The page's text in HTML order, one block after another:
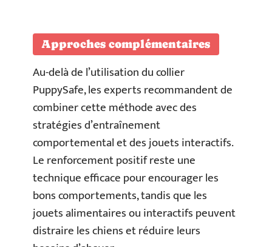
Approches complémentaires
Au-delà de l’utilisation du collier
PuppySafe, les experts recommandent de
combiner cette méthode avec des
stratégies d’entraînement
comportemental et des jouets interactifs.
Le renforcement positif reste une
technique efficace pour encourager les
bons comportements, tandis que les
jouets alimentaires ou interactifs peuvent
distraire les chiens et réduire leurs